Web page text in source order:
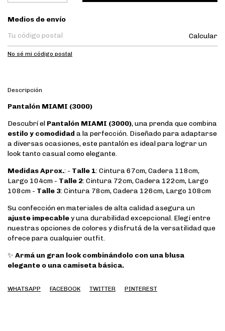
Entregas para el CP:
Medios de envío
Calcular
No sé mi código postal
Descripción
Pantalón MIAMI (3000)
Descubrí el Pantalón MIAMI (3000), una prenda que combina
estilo y comodidad a la perfección. Diseñado para adaptarse
a diversas ocasiones, este pantalón es ideal para lograr un
look tanto casual como elegante.
Medidas Aprox.: - Talle 1: Cintura 67cm, Cadera 118cm,
Largo 104cm - Talle 2: Cintura 72cm, Cadera 122cm, Largo
108cm - Talle 3: Cintura 78cm, Cadera 126cm, Largo 108cm
Su confección en materiales de alta calidad asegura un
ajuste impecabley una durabilidad excepcional. Elegí entre
nuestras opciones de colores y disfrutá de la versatilidad que
ofrece para cualquier outfit.
✨ Armá un gran look combinándolo con una blusa
elegante o una camiseta básica.
WHATSAPP FACEBOOK TWITTER PINTEREST